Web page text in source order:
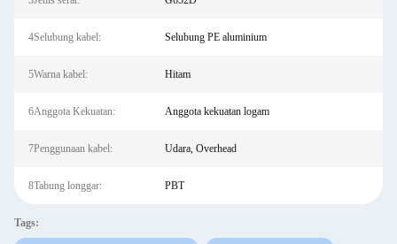
4Selubung kabel: Selubung PE aluminium
5Warna kabel: Hitam
6Anggota Kekuatan: Anggota kekuatan logam
7Penggunaan kabel: Udara, Overhead
8Tabung longgar: PBT
Tags: